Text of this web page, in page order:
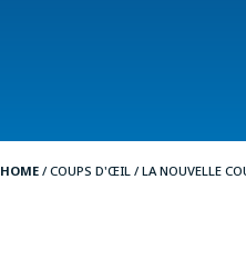
HOME /COUPS D'ŒIL /LA NOUVELLE